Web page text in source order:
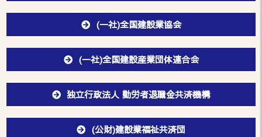
(一社)全国建設業協会
(一社)全国建設産業団体連合会
独立行政法人 勤労者退職金共済機構
(公財)建設業福祉共済団